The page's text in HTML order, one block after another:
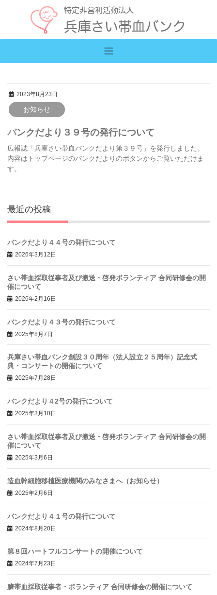
2023年8月23日
お知らせ
バンクだより３９号の発行について
広報誌「兵庫さい帯血バンクだより第３９号」を発行しました。
内容はトップページのバンクだよりのボタンからご覧いただけま
す。
最近の投稿
バンクだより４４号の発行について
2026年3月12日
さい帯血採取従事者及び搬送・啓発ボランティア 合同研修会の開
催について
2026年2月16日
バンクだより４３号の発行について
2025年8月7日
兵庫さい帯血バンク創設３０周年（法人設立２５周年）記念式
典・コンサートの開催について
2025年7月28日
バンクだより４2号の発行について
2025年3月10日
さい帯血採取従事者及び搬送・啓発ボランティア 合同研修会の開
催について
2025年3月6日
造血幹細胞移植医療機関のみなさまへ（お知らせ）
2025年2月6日
バンクだより４１号の発行について
2024年8月20日
第８回ハートフルコンサートの開催について
2024年7月23日
臍帯血採取従事者・ボランティア 合同研修会の開催について